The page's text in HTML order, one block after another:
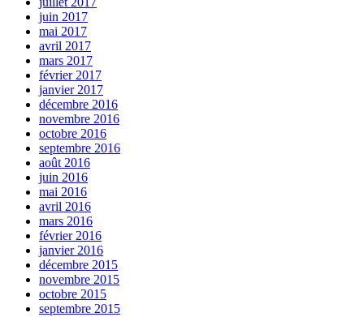
juin 2017
mai 2017
avril 2017
mars 2017
février 2017
janvier 2017
décembre 2016
novembre 2016
octobre 2016
septembre 2016
août 2016
juin 2016
mai 2016
avril 2016
mars 2016
février 2016
janvier 2016
décembre 2015
novembre 2015
octobre 2015
septembre 2015